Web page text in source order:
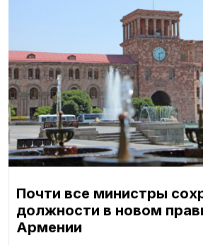
Почти все министры
должности в новом
Армении